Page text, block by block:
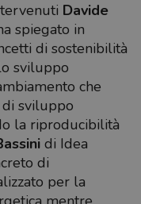
Davide
spiegato in
di sostenibilità
sviluppo
che
sviluppo
la riproducibilità
di Idea
di
per la